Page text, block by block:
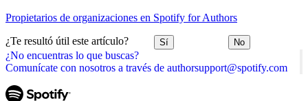
¿No encuentras lo que buscas?
Comunícate con nosotros a través de authorsupport@spotify.com
Propietarios de organizaciones en Spotify for Authors
¿Te resultó útil este artículo? Sí No